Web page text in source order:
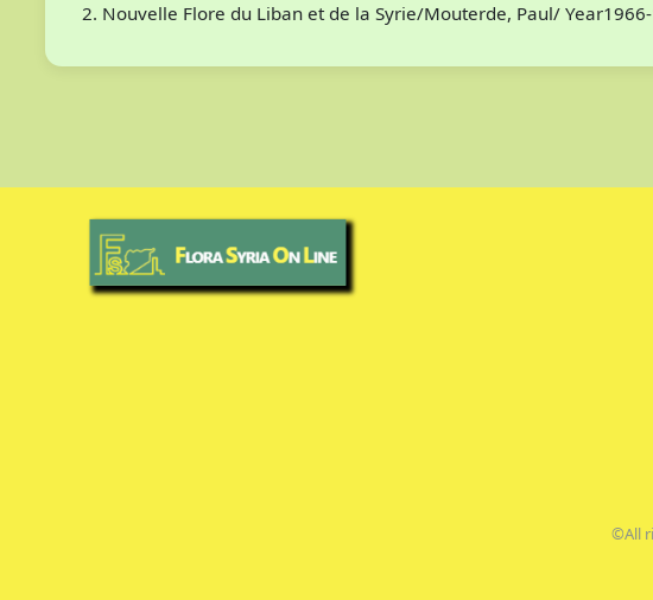
Nouvelle Flore du Liban et de la Syrie/Mouterde, Paul/
©All